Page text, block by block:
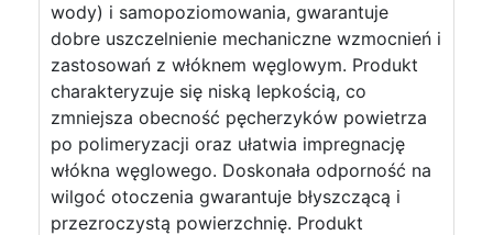
wody) i samopoziomowania, gwarantuje
dobre uszczelnienie mechaniczne wzmocnień i
zastosowań z włóknem węglowym. Produkt
charakteryzuje się niską lepkością, co
zmniejsza obecność pęcherzyków powietrza
po polimeryzacji oraz ułatwia impregnację
włókna węglowego. Doskonała odporność na
wilgoć otoczenia gwarantuje błyszczącą i
przezroczystą powierzchnię. Produkt